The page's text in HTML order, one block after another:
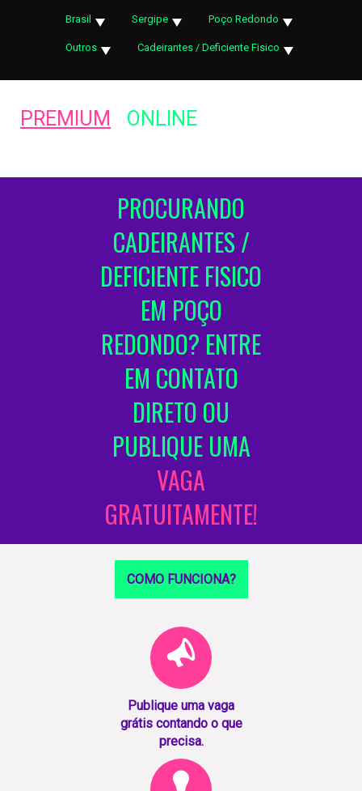
Brasil Sergipe Poço Redondo
Outros Cadeirantes / Deficiente Fisico
PREMIUM ONLINE
PROCURANDO
CADEIRANTES /
DEFICIENTE FISICO
EM POÇO
REDONDO? ENTRE
EM CONTATO
DIRETO OU
PUBLIQUE UMA
VAGA
GRATUITAMENTE!
COMO FUNCIONA?
Publique uma vaga
grátis contando o que
precisa.